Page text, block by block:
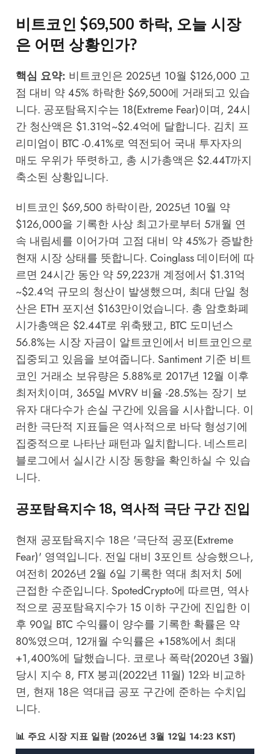
비트코인 $69,500 하락, 오늘 시장
은 어떤 상황인가?
핵심 요약: 비트코인은 2025년 10월 $126,000 고
점 대비 약 45% 하락한 $69,500에 거래되고 있습
니다. 공포탐욕지수는 18(Extreme Fear)이며, 24시
간 청산액은 $1.31억~$2.4억에 달합니다. 김치 프
리미엄이 BTC -0.41%로 역전되어 국내 투자자의
매도 우위가 뚜렷하고, 총 시가총액은 $2.44T까지
축소된 상황입니다.
비트코인 $69,500 하락이란, 2025년 10월 약
$126,000을 기록한 사상 최고가로부터 5개월 연
속 내림세를 이어가며 고점 대비 약 45%가 증발한
현재 시장 상태를 뜻합니다. Coinglass데이터에 따
르면 24시간 동안 약 59,223개 계정에서 $1.31억
~$2.4억 규모의 청산이 발생했으며, 최대 단일 청
산은 ETH 포지션 $163만이었습니다. 총 암호화폐
시가총액은 $2.44T로 위축됐고, BTC 도미넌스
56.8%는 시장 자금이 알트코인에서 비트코인으로
집중되고 있음을 보여줍니다. Santiment기준 비트
코인 거래소 보유량은 5.88%로 2017년 12월 이후
최저치이며, 365일 MVRV 비율 -28.5%는 장기 보
유자 대다수가 손실 구간에 있음을 시사합니다. 이
러한 극단적 지표들은 역사적으로 바닥 형성기에
집중적으로 나타난 패턴과 일치합니다. 네스트리
블로그에서 실시간 시장 동향을 확인하실 수 있습
니다.
공포탐욕지수 18, 역사적 극단 구간 진입
현재 공포탐욕지수 18은 '극단적 공포(Extreme
Fear)' 영역입니다. 전일 대비 3포인트 상승했으나,
여전히 2026년 2월 6일 기록한 역대 최저치 5에
근접한 수준입니다. SpotedCrypto에 따르면, 역사
적으로 공포탐욕지수가 15 이하 구간에 진입한 이
후 90일 BTC 수익률이 양수를 기록한 확률은 약
80%였으며, 12개월 수익률은 +158%에서 최대
+1,400%에 달했습니다. 코로나 폭락(2020년 3월)
당시 지수 8, FTX 붕괴(2022년 11월) 12와 비교하
면, 현재 18은 역대급 공포 구간에 준하는 수치입
니다.
📊 주요 시장 지표 일람 (2026년 3월 12일 14:23 KST)